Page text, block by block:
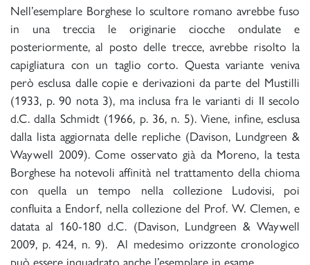
Nell’esemplare Borghese lo scultore romano avrebbe fuso
in una treccia le originarie ciocche ondulate e
posteriormente, al posto delle trecce, avrebbe risolto la
capigliatura con un taglio corto. Questa variante veniva
però esclusa dalle copie e derivazioni da parte del Mustilli
(1933, p. 90 nota 3), ma inclusa fra le varianti di II secolo
d.C. dalla Schmidt (1966, p. 36, n. 5). Viene, infine, esclusa
dalla lista aggiornata delle repliche (Davison, Lundgreen &
Waywell 2009). Come osservato già da Moreno, la testa
Borghese ha notevoli affinità nel trattamento della chioma
con quella un tempo nella collezione Ludovisi, poi
confluita a Endorf, nella collezione del Prof. W. Clemen, e
datata al 160-180 d.C. (Davison, Lundgreen & Waywell
2009, p. 424, n. 9). Al medesimo orizzonte cronologico
può essere inquadrato anche l’esemplare in esame.